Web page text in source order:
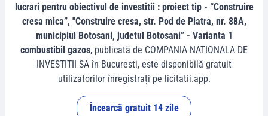
lucrari pentru obiectivul de investitii : proiect tip - “Construire
cresa mica”, "Construire cresa, str. Pod de Piatra, nr. 88A,
municipiul Botosani, judetul Botosani” - Varianta 1
combustibil gazos, publicată de COMPANIA NATIONALA DE
INVESTITII SA în Bucuresti, este disponibilă gratuit
utilizatorilor înregistrați pe licitatii.app.
Încearcă gratuit 14 zile